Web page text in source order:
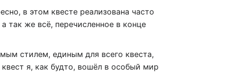
в этом квесте реализована часто
так же всё, перечисленное в конце
стилем, единым для всего квеста,
квест я, как будто, вошёл в особый мир